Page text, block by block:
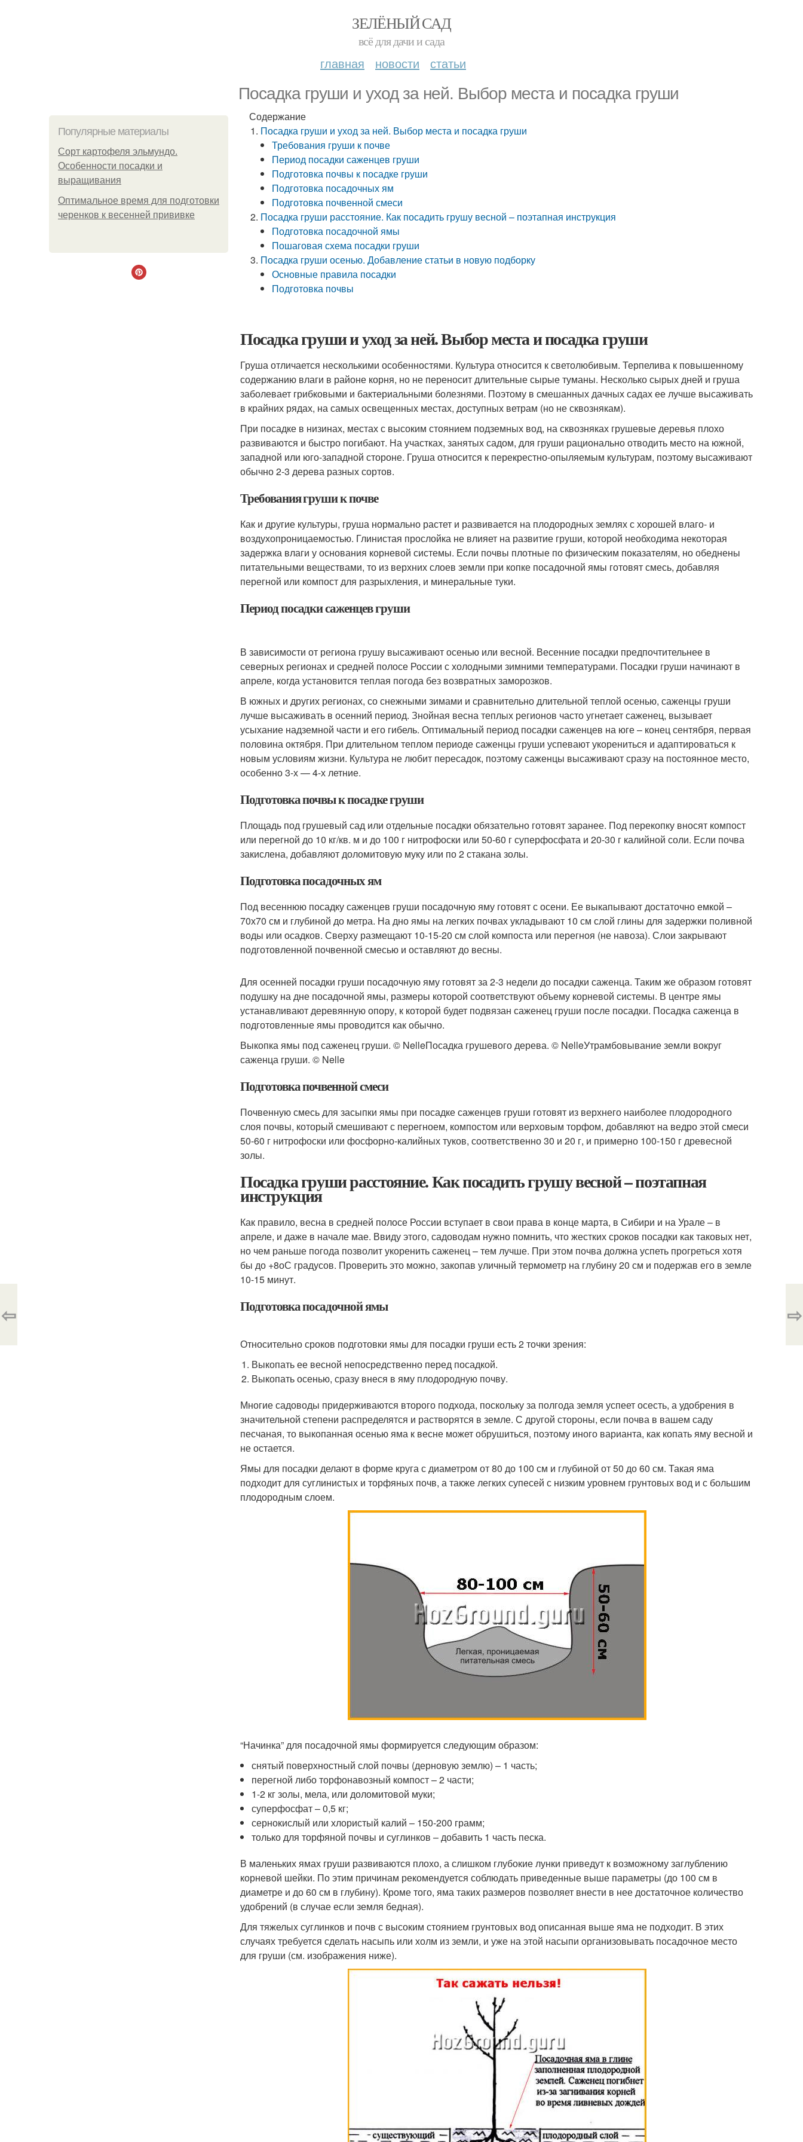
ЗЕЛЁНЫЙ САД
всё для дачи и сада
главная новости статьи
Посадка груши и уход за ней. Выбор места и посадка груши
Популярные материалы
Сорт картофеля эльмундо.
Особенности посадки и
выращивания
Оптимальное время для подготовки
черенков к весенней прививке
Содержание
Посадка груши и уход за ней. Выбор места и посадка груши
Требования груши к почве
Период посадки саженцев груши
Подготовка почвы к посадке груши
Подготовка посадочных ям
Подготовка почвенной смеси
Посадка груши расстояние. Как посадить грушу весной – поэтапная инструкция
Подготовка посадочной ямы
Пошаговая схема посадки груши
Посадка груши осенью. Добавление статьи в новую подборку
Основные правила посадки
Подготовка почвы
Посадка груши и уход за ней. Выбор места и посадка груши
Груша отличается несколькими особенностями. Культура относится к светолюбивым. Терпелива к повышенному
содержанию влаги в районе корня, но не переносит длительные сырые туманы. Несколько сырых дней и груша
заболевает грибковыми и бактериальными болезнями. Поэтому в смешанных дачных садах ее лучше высаживать
в крайних рядах, на самых освещенных местах, доступных ветрам (но не сквознякам).
При посадке в низинах, местах с высоким стоянием подземных вод, на сквозняках грушевые деревья плохо
развиваются и быстро погибают. На участках, занятых садом, для груши рационально отводить место на южной,
западной или юго-западной стороне. Груша относится к перекрестно-опыляемым культурам, поэтому высаживают
обычно 2-3 дерева разных сортов.
Требования груши к почве
Как и другие культуры, груша нормально растет и развивается на плодородных землях с хорошей влаго- и
воздухопроницаемостью. Глинистая прослойка не влияет на развитие груши, которой необходима некоторая
задержка влаги у основания корневой системы. Если почвы плотные по физическим показателям, но обеднены
питательными веществами, то из верхних слоев земли при копке посадочной ямы готовят смесь, добавляя
перегной или компост для разрыхления, и минеральные туки.
Период посадки саженцев груши
В зависимости от региона грушу высаживают осенью или весной. Весенние посадки предпочтительнее в
северных регионах и средней полосе России с холодными зимними температурами. Посадки груши начинают в
апреле, когда установится теплая погода без возвратных заморозков.
В южных и других регионах, со снежными зимами и сравнительно длительной теплой осенью, саженцы груши
лучше высаживать в осенний период. Знойная весна теплых регионов часто угнетает саженец, вызывает
усыхание надземной части и его гибель. Оптимальный период посадки саженцев на юге – конец сентября, первая
половина октября. При длительном теплом периоде саженцы груши успевают укорениться и адаптироваться к
новым условиям жизни. Культура не любит пересадок, поэтому саженцы высаживают сразу на постоянное место,
особенно 3-х — 4-х летние.
Подготовка почвы к посадке груши
Площадь под грушевый сад или отдельные посадки обязательно готовят заранее. Под перекопку вносят компост
или перегной до 10 кг/кв. м и до 100 г нитрофоски или 50-60 г суперфосфата и 20-30 г калийной соли. Если почва
закислена, добавляют доломитовую муку или по 2 стакана золы.
Подготовка посадочных ям
Под весеннюю посадку саженцев груши посадочную яму готовят с осени. Ее выкапывают достаточно емкой –
70х70 см и глубиной до метра. На дно ямы на легких почвах укладывают 10 см слой глины для задержки поливной
воды или осадков. Сверху размещают 10-15-20 см слой компоста или перегноя (не навоза). Слои закрывают
подготовленной почвенной смесью и оставляют до весны.
Для осенней посадки груши посадочную яму готовят за 2-3 недели до посадки саженца. Таким же образом готовят
подушку на дне посадочной ямы, размеры которой соответствуют объему корневой системы. В центре ямы
устанавливают деревянную опору, к которой будет подвязан саженец груши после посадки. Посадка саженца в
подготовленные ямы проводится как обычно.
Выкопка ямы под саженец груши. © NelleПосадка грушевого дерева. © NelleУтрамбовывание земли вокруг
саженца груши. © Nelle
Подготовка почвенной смеси
Почвенную смесь для засыпки ямы при посадке саженцев груши готовят из верхнего наиболее плодородного
слоя почвы, который смешивают с перегноем, компостом или верховым торфом, добавляют на ведро этой смеси
50-60 г нитрофоски или фосфорно-калийных туков, соответственно 30 и 20 г, и примерно 100-150 г древесной
золы.
Посадка груши расстояние. Как посадить грушу весной – поэтапная
инструкция
Как правило, весна в средней полосе России вступает в свои права в конце марта, в Сибири и на Урале – в
апреле, и даже в начале мае. Ввиду этого, садоводам нужно помнить, что жестких сроков посадки как таковых нет,
но чем раньше погода позволит укоренить саженец – тем лучше. При этом почва должна успеть прогреться хотя
бы до +8оС градусов. Проверить это можно, закопав уличный термометр на глубину 20 см и подержав его в земле
10-15 минут.
Подготовка посадочной ямы
Относительно сроков подготовки ямы для посадки груши есть 2 точки зрения:
Выкопать ее весной непосредственно перед посадкой.
Выкопать осенью, сразу внеся в яму плодородную почву.
Многие садоводы придерживаются второго подхода, поскольку за полгода земля успеет осесть, а удобрения в
значительной степени распределятся и растворятся в земле. С другой стороны, если почва в вашем саду
песчаная, то выкопанная осенью яма к весне может обрушиться, поэтому иного варианта, как копать яму весной и
не остается.
Ямы для посадки делают в форме круга с диаметром от 80 до 100 см и глубиной от 50 до 60 см. Такая яма
подходит для суглинистых и торфяных почв, а также легких супесей с низким уровнем грунтовых вод и с большим
плодородным слоем.
“Начинка” для посадочной ямы формируется следующим образом:
снятый поверхностный слой почвы (дерновую землю) – 1 часть;
перегной либо торфонавозный компост – 2 части;
1-2 кг золы, мела, или доломитовой муки;
суперфосфат – 0,5 кг;
сернокислый или хлористый калий – 150-200 грамм;
только для торфяной почвы и суглинков – добавить 1 часть песка.
В маленьких ямах груши развиваются плохо, а слишком глубокие лунки приведут к возможному заглублению
корневой шейки. По этим причинам рекомендуется соблюдать приведенные выше параметры (до 100 см в
диаметре и до 60 см в глубину). Кроме того, яма таких размеров позволяет внести в нее достаточное количество
удобрений (в случае если земля бедная).
Для тяжелых суглинков и почв с высоким стоянием грунтовых вод описанная выше яма не подходит. В этих
случаях требуется сделать насыпь или холм из земли, и уже на этой насыпи организовывать посадочное место
для груши (см. изображения ниже).
⇦ ⇨